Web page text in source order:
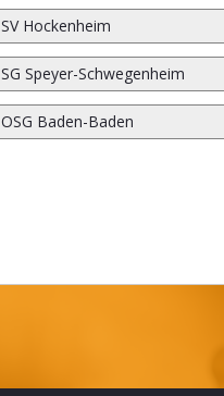
SV Hockenheim
SG Speyer-Schwegenheim
OSG Baden-Baden